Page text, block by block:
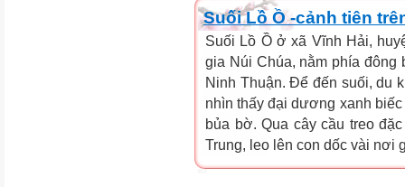
Suối Lồ Ồ -cảnh tiên
Suối Lồ Ồ ở xã Vĩnh Hải,
gia Núi Chúa, nằm phía đông
Ninh Thuận. Để đến suối, du
nhìn thấy đại dương xanh
bủa bờ. Qua cây cầu treo
Trung, leo lên con dốc vài nơi